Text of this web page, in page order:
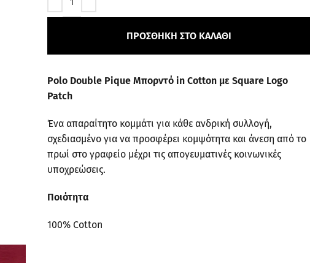
ΠΡΟΣΘΉΚΗ ΣΤΟ ΚΑΛΆΘΙ
Polo Double Pique Μπορντό in Cotton με Square Logo
Patch
Ένα απαραίτητο κομμάτι για κάθε ανδρική συλλογή,
σχεδιασμένο για να προσφέρει κομψότητα και άνεση από το
πρωί στο γραφείο μέχρι τις απογευματινές κοινωνικές
υποχρεώσεις.
Ποιότητα
100% Cotton